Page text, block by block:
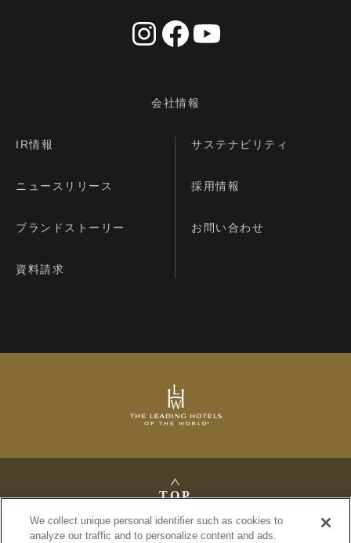
会社情報
IR情報 サステナビリティ
ニュースリリース 採用情報
ブランドストーリー お問い合わせ
資料請求
TOP
We collect unique personal identifier such as cookies to
analyze our traffic and to personalize content and ads.